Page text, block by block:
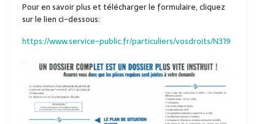
Pour en savoir plus et télécharger le formulaire, cliquez
sur le lien ci-dessous:
https://www.service-public.fr/particuliers/vosdroits/N319